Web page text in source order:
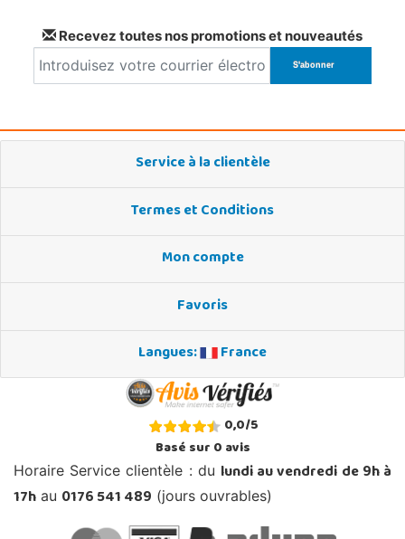
Recevez toutes nos promotions et nouveautés
Service à la clientèle
Termes et Conditions
Mon compte
Favoris
Langues:
France
0,0/5
Basé sur0avis
Horaire Service clientèle : du lundi au vendredi de 9h à
17h au 0176 541 489 (jours ouvrables)